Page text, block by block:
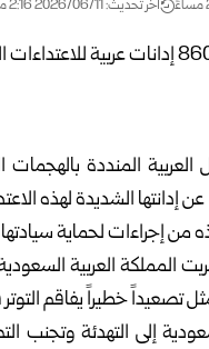
اخر تحديث: 2026/06/11 2:16 مساءً
المنددة
الشديدة لهذه
‏من إجراءات لحماية سيادتها
المملكة العربية السعودية
تصعيداً خطيراً يفاقم
إلى التهدئة وتجنب